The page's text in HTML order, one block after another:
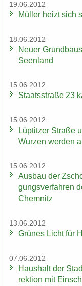
19.06.2012
Mül­ler heizt sich
18.06.2012
Neuer
Se­en­land
15.06.2012
Staats­stra­ße 23
15.06.2012
Lüp­tit­zer Stra­ße
Wur­zen wer­den
15.06.2012
Aus­bau der
gungs­ver­fah­ren
Chem­nitz
13.06.2012
Grü­nes Licht für
07.06.2012
Haus­halt der
rek­ti­on mit